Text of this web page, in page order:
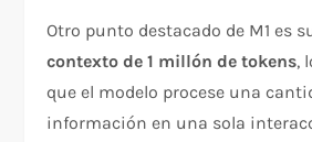
Otro punto destacado de M1 es
contexto de 1 millón de tokens,
que el modelo procese una
información en una sola